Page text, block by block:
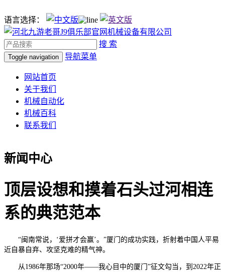
语言选择：
搜 索
Toggle navigation 导航菜单
网站首页
关于我们
机械自动化
机械百科
联系我们
新闻中心
顶层设想和摸着石头过河相连
系的典范范本
“闽南常说，‘爱拼才会赢’。”厦门的成功实践，折射着中国人平易
近自暴自弃、攻坚克难的精气神。
从1986年那场“2000年——我心目中的厦门”征文勾当，到2022年正